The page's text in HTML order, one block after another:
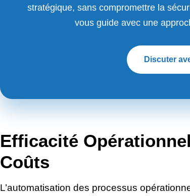
stratégique, sans compromettre la
vous guide avec une
Discuter
Efficacité
Coûts
L’automatisation des processus